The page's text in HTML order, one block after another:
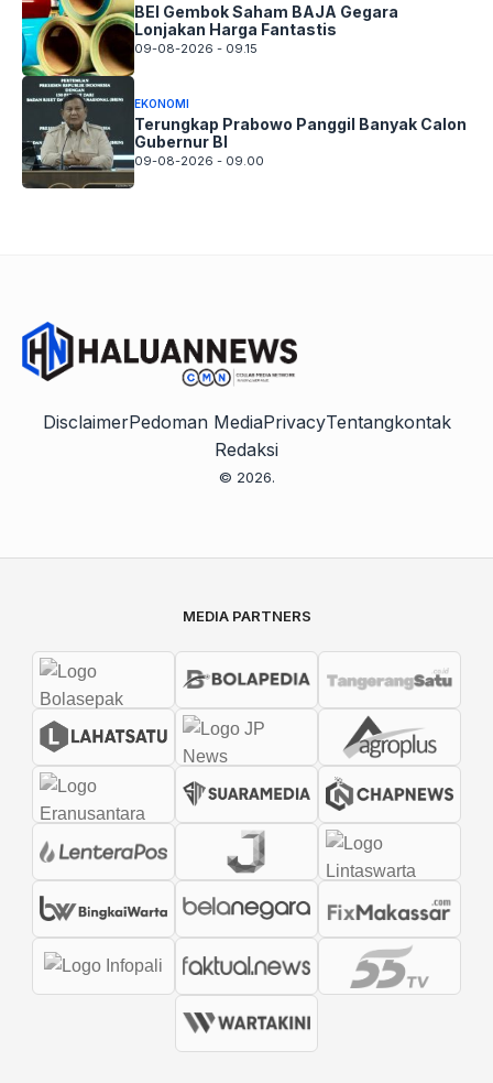
BEI Gembok Saham BAJA Gegara
Lonjakan Harga Fantastis
09-08-2026 - 09.15
EKONOMI
Terungkap Prabowo Panggil Banyak Calon
Gubernur BI
09-08-2026 - 09.00
DisclaimerPedoman MediaPrivacyTentangkontak
Redaksi
© 2026.
MEDIA PARTNERS